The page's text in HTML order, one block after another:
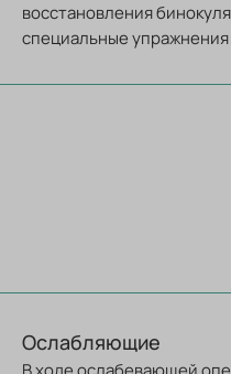
восстановления
специальные
Ослабляющие